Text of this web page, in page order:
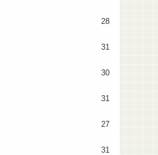
28
31
30
31
27
31